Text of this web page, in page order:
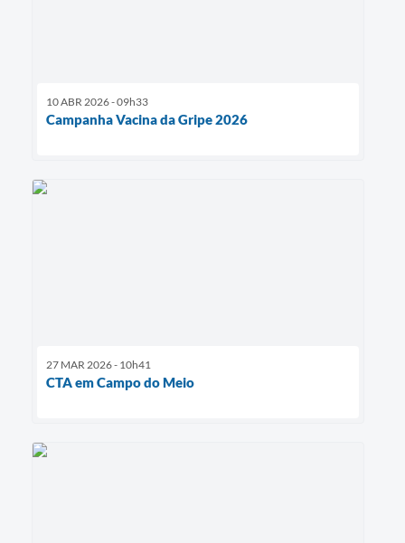
10 ABR 2026 - 09h33
Campanha Vacina da Gripe 2026
27 MAR 2026 - 10h41
CTA em Campo do Meio